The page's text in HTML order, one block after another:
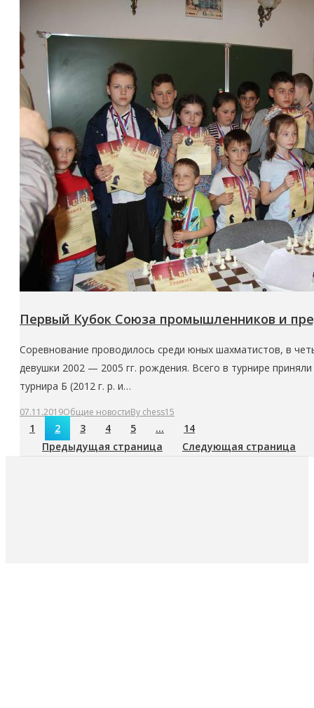
Первый Кубок Союза промышленников и
Соревнование проводилось среди юных шахматистов, в
девушки 2002 — 2005 гг. рождения. Всего в турнире
турнира Б (2012 г. р. и…
07.11.2019Общие новостиBy chess15
1 2 3 4 5 …
14
Предыдущая страница
Следующая страница